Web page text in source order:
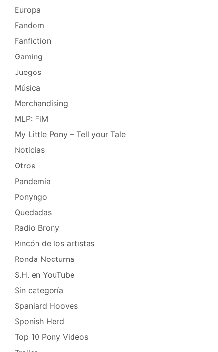
Europa
Fandom
Fanfiction
Gaming
Juegos
Música
Merchandising
MLP: FiM
My Little Pony – Tell your Tale
Noticias
Otros
Pandemia
Ponyngo
Quedadas
Radio Brony
Rincón de los artistas
Ronda Nocturna
S.H. en YouTube
Sin categoría
Spaniard Hooves
Sponish Herd
Top 10 Pony Videos